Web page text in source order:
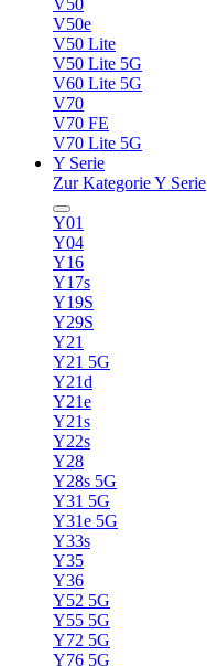
V50
V50e
V50 Lite
V50 Lite 5G
V60 Lite 5G
V70
V70 FE
V70 Lite 5G
Y Serie
Zur Kategorie Y Serie
Y01
Y04
Y16
Y17s
Y19S
Y29S
Y21
Y21 5G
Y21d
Y21e
Y21s
Y22s
Y28
Y28s 5G
Y31 5G
Y31e 5G
Y33s
Y35
Y36
Y52 5G
Y55 5G
Y72 5G
Y76 5G